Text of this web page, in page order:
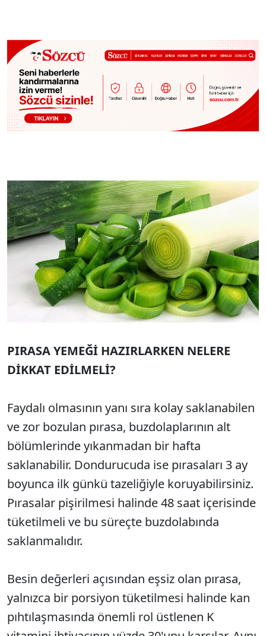
PIRASA YEMEĞİ HAZIRLARKEN NELERE
DİKKAT EDİLMELİ?
Faydalı olmasının yanı sıra kolay saklanabilen
ve zor bozulan pırasa, buzdolaplarının alt
bölümlerinde yıkanmadan bir hafta
saklanabilir. Dondurucuda ise pırasaları 3 ay
boyunca ilk günkü tazeliğiyle koruyabilirsiniz.
Pırasalar pişirilmesi halinde 48 saat içerisinde
tüketilmeli ve bu süreçte buzdolabında
saklanmalıdır.
Besin değerleri açısından eşsiz olan pırasa,
yalnızca bir porsiyon tüketilmesi halinde kan
pıhtılaşmasında önemli rol üstlenen K